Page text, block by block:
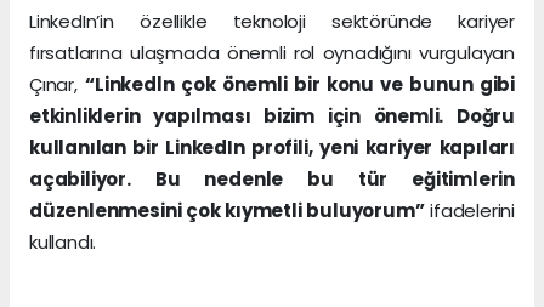
LinkedIn’in özellikle teknoloji sektöründe kariyer
fırsatlarına ulaşmada önemli rol oynadığını vurgulayan
Çınar,“Linkedln çok önemli bir konu ve bunun gibi
etkinliklerin yapılması bizim için önemli. Doğru
kullanılan bir LinkedIn profili, yeni kariyer kapıları
açabiliyor. Bu nedenle bu tür eğitimlerin
düzenlenmesini çok kıymetli buluyorum”ifadelerini
kullandı.